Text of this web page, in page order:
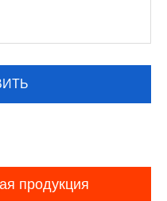
продукция